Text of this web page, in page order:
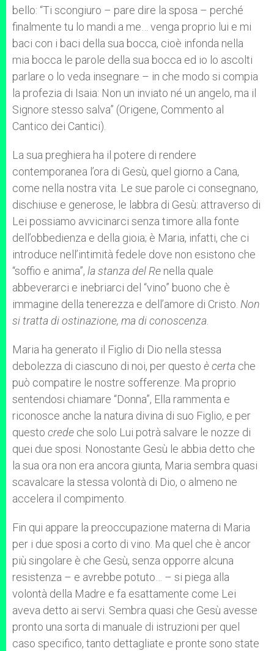
bello: “Ti scongiuro – pare dire la sposa – perché
finalmente tu lo mandi a me… venga proprio lui e mi
baci con i baci della sua bocca, cioè infonda nella
mia bocca le parole della sua bocca ed io lo ascolti
parlare o lo veda insegnare – in che modo si compia
la profezia di Isaia: Non un inviato né un angelo, ma il
Signore stesso salva” (Origene, Commento al
Cantico dei Cantici).
La sua preghiera ha il potere di rendere
contemporanea l’ora di Gesù, quel giorno a Cana,
come nella nostra vita. Le sue parole ci consegnano,
dischiuse e generose, le labbra di Gesù: attraverso di
Lei possiamo avvicinarci senza timore alla fonte
dell’obbedienza e della gioia; è Maria, infatti, che ci
introduce nell’intimità fedele dove non esistono che
“soffio e anima”, la stanza del Re nella quale
abbeverarci e inebriarci del “vino” buono che è
immagine della tenerezza e dell’amore di Cristo. Non
si tratta di ostinazione, ma di conoscenza.
Maria ha generato il Figlio di Dio nella stessa
debolezza di ciascuno di noi, per questo è certa che
può compatire le nostre sofferenze. Ma proprio
sentendosi chiamare “Donna”, Ella rammenta e
riconosce anche la natura divina di suo Figlio, e per
questo crede che solo Lui potrà salvare le nozze di
quei due sposi. Nonostante Gesù le abbia detto che
la sua ora non era ancora giunta, Maria sembra quasi
scavalcare la stessa volontà di Dio, o almeno ne
accelera il compimento.
Fin qui appare la preoccupazione materna di Maria
per i due sposi a corto di vino. Ma quel che è ancor
più singolare è che Gesù, senza opporre alcuna
resistenza – e avrebbe potuto… – si piega alla
volontà della Madre e fa esattamente come Lei
aveva detto ai servi. Sembra quasi che Gesù avesse
pronto una sorta di manuale di istruzioni per quel
caso specifico, tanto dettagliate e pronte sono state